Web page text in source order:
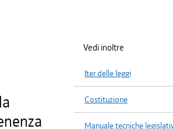
Vedi inoltre
Iter delle leggi
Costituzione
Manuale tecniche